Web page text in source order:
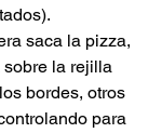
saca la pizza,
la rejilla
bordes, otros
para